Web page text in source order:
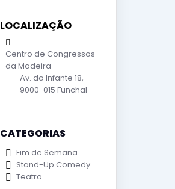
LOCALIZAÇÃO
Centro de Congressos
da Madeira
Av. do Infante 18,
9000-015 Funchal
CATEGORIAS
Fim de Semana
Stand-Up Comedy
Teatro